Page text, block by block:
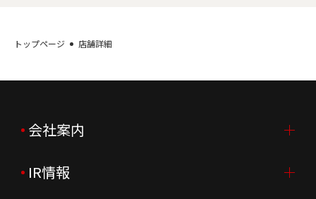
トップページ 店舗詳細
会社案内
会社案内TOP
IR情報